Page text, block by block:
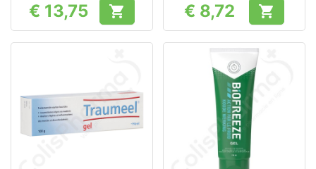
Prijs
€ 13,75  Prijs
€ 8,72 